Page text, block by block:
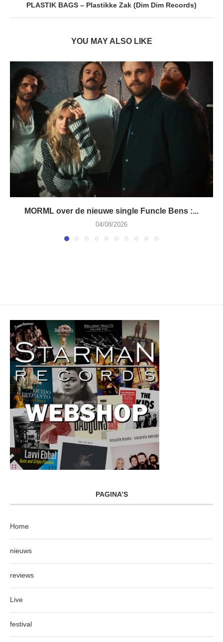
PLASTIK BAGS – Plastikke Zak (Dim Dim Records)
YOU MAY ALSO LIKE
MORML over de nieuwe single Funcle Bens :...
04/08/2026
PAGINA’S
Home
nieuws
reviews
Live
festival